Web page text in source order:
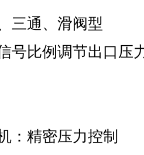
三通、滑阀型
号比例调节出口压
：精密压力控制